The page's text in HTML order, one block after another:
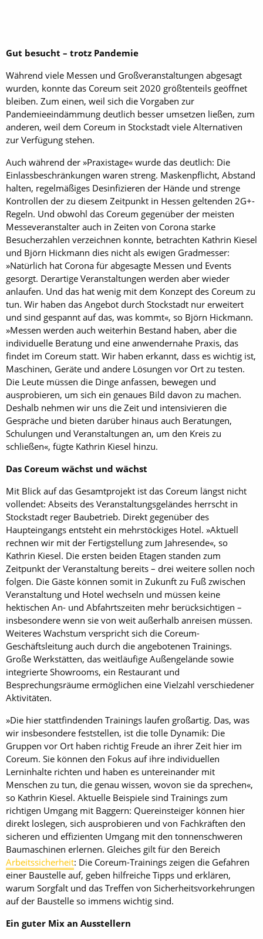
Gut besucht – trotz Pandemie
Während viele Messen und Großveranstaltungen abgesagt
wurden, konnte das Coreum seit 2020 größtenteils geöffnet
bleiben. Zum einen, weil sich die Vorgaben zur
Pandemieeindämmung deutlich besser umsetzen ließen, zum
anderen, weil dem Coreum in Stockstadt viele Alternativen
zur Verfügung stehen.
Auch während der »Praxistage« wurde das deutlich: Die
Einlassbeschränkungen waren streng. Maskenpflicht, Abstand
halten, regelmäßiges Desinfizieren der Hände und strenge
Kontrollen der zu diesem Zeitpunkt in Hessen geltenden 2G+-
Regeln. Und obwohl das Coreum gegenüber der meisten
Messeveranstalter auch in Zeiten von Corona starke
Besucherzahlen verzeichnen konnte, betrachten Kathrin Kiesel
und Björn Hickmann dies nicht als ewigen Gradmesser:
»Natürlich hat Corona für ab­gesagte Messen und Events
gesorgt. Derartige Veranstaltungen werden aber wieder
anlaufen. Und das hat wenig mit dem Konzept des Coreum zu
tun. Wir haben das Angebot durch Stockstadt nur erweitert
und sind gespannt auf das, was kommt«, so Björn Hickmann.
»Messen werden auch weiterhin Bestand haben, aber die
individuelle Beratung und eine anwendernahe Praxis, das
findet im Coreum statt. Wir haben erkannt, dass es wichtig ist,
Maschinen, Geräte und andere Lösungen vor Ort zu testen.
Die Leute müssen die Dinge anfassen, bewegen und
ausprobieren, um sich ein genaues Bild davon zu machen.
Deshalb nehmen wir uns die Zeit und intensivieren die
Gespräche und bieten darüber hinaus auch Beratungen,
Schulungen und Veranstaltungen an, um den Kreis zu
schließen«, fügte Kathrin Kiesel hinzu.
Das Coreum wächst und wächst
Mit Blick auf das Gesamtprojekt ist das Coreum längst nicht
vollendet: Abseits des Veranstaltungsgeländes herrscht in
Stockstadt reger Baubetrieb. Direkt gegenüber des
Haupteingangs entsteht ein mehrstöckiges Hotel. »Aktuell
rechnen wir mit der Fertigstellung zum Jahresende«, so
Kathrin Kiesel. Die ersten beiden Etagen standen zum
Zeitpunkt der Veranstaltung bereits – drei weitere sollen noch
folgen. Die Gäste können somit in Zukunft zu Fuß zwischen
Veranstaltung und Hotel wechseln und müssen keine
hektischen An- und Abfahrtszeiten mehr berücksichtigen –
insbesondere wenn sie von weit außerhalb anreisen müssen.
Weiteres Wachstum verspricht sich die Coreum-
Geschäftsleitung auch durch die angebotenen Trainings.
Große Werkstätten, das weitläufige Außengelände sowie
integrierte Showrooms, ein Restaurant und
Besprechungsräume ermöglichen eine Vielzahl verschiedener
Aktivitäten.
»Die hier stattfindenden Trainings laufen großartig. Das, was
wir insbesondere feststellen, ist die tolle Dynamik: Die
Gruppen vor Ort haben richtig Freude an ihrer Zeit hier im
Coreum. Sie können den Fokus auf ihre individuellen
Lerninhalte richten und haben es untereinander mit
Menschen zu tun, die genau wissen, wovon sie da sprechen«,
so Kathrin Kiesel. Aktuelle Beispiele sind Trainings zum
richtigen Umgang mit Baggern: Quereinsteiger können hier
direkt loslegen, sich ausprobieren und von Fachkräften den
sicheren und effizienten Umgang mit den tonnenschweren
Baumaschinen erlernen. Gleiches gilt für den Bereich
Arbeitssicherheit: Die Coreum-Trainings zeigen die Gefahren
einer Baustelle auf, geben hilfreiche Tipps und erklären,
warum Sorgfalt und das Treffen von Sicherheitsvorkehrungen
auf der Baustelle so immens wichtig sind.
Ein guter Mix an Ausstellern